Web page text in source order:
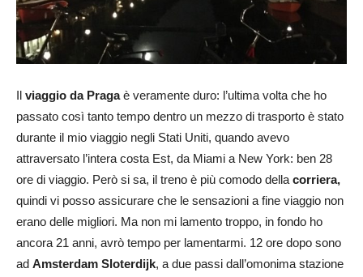
Il viaggio da Pragaè veramente duro: l’ultima volta che ho
passato così tanto tempo dentro un mezzo di trasporto è stato
durante il mio viaggio negli Stati Uniti, quando avevo
attraversato l’intera costa Est, da Miami a New York: ben 28
ore di viaggio. Però si sa, il treno è più comodo della corriera,
quindi vi posso assicurare che le sensazioni a fine viaggio non
erano delle migliori. Ma non mi lamento troppo, in fondo ho
ancora 21 anni, avrò tempo per lamentarmi. 12 ore dopo sono
ad Amsterdam Sloterdijk, a due passi dall’omonima stazione